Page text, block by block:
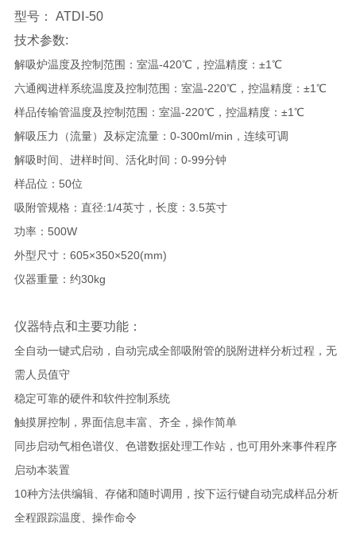
型号： ATDⅠ-50
技术参数:
解吸炉温度及控制范围：室温-420℃，控温精度：±1℃
六通阀进样系统温度及控制范围：室温-220℃，控温精度：±1℃
样品传输管温度及控制范围：室温-220℃，控温精度：±1℃
解吸压力（流量）及标定流量：0-300ml/min，连续可调
解吸时间、进样时间、活化时间：0-99分钟
样品位：50位
吸附管规格：直径:1/4英寸，长度：3.5英寸
功率：500W
外型尺寸：605×350×520(mm)
仪器重量：约30kg
仪器特点和主要功能：
全自动一键式启动，自动完成全部吸附管的脱附进样分析过程，无
需人员值守
稳定可靠的硬件和软件控制系统
触摸屏控制，界面信息丰富、齐全，操作简单
同步启动气相色谱仪、色谱数据处理工作站，也可用外来事件程序
启动本装置
10种方法供编辑、存储和随时调用，按下运行键自动完成样品分析
全程跟踪温度、操作命令